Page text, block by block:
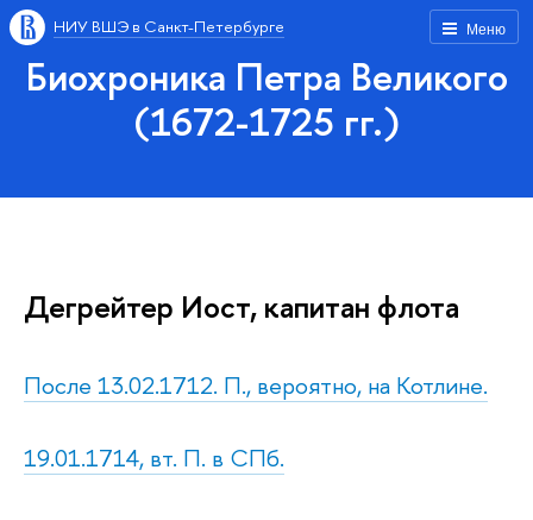
Меню
НИУ ВШЭ в Санкт-Петербурге
Биохроника Петра Великого
(1672-1725 гг.)
Дегрейтер Иост, капитан флота
После 13.02.1712. П., вероятно, на Котлине.
19.01.1714, вт. П. в СПб.